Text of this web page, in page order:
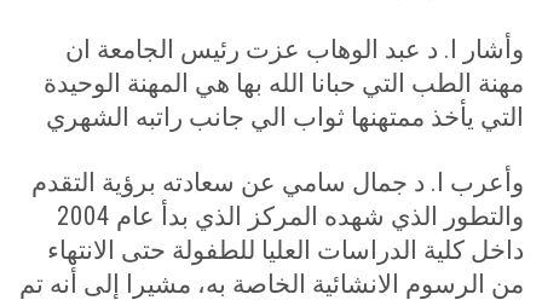
وأشار ا. د عبد الوهاب عزت رئيس الجامعة ان
مهنة الطب التي حبانا الله بها هي المهنة الوحيدة
التي يأخذ ممتهنها ثواب الي جانب راتبه الشهري
وأعرب ا. د جمال سامي عن سعادته برؤية التقدم
والتطور الذي شهده المركز الذي بدأ عام 2004
داخل كلية الدراسات العليا للطفولة حتى الانتهاء
من الرسوم الانشائية الخاصة به، مشيرا إلى أنه تم